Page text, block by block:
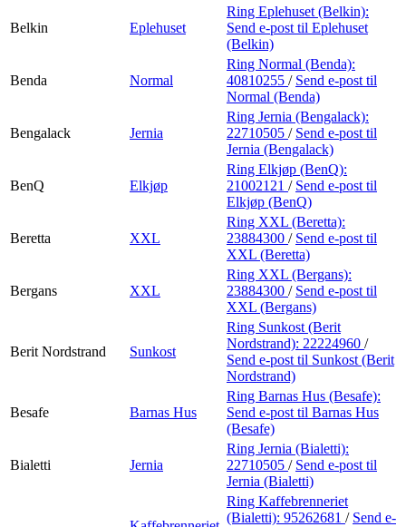
Belkin Eplehuset
Ring Eplehuset (Belkin):
Send e-post til Eplehuset
(Belkin)
Benda Normal
Ring Normal (Benda):
40810255 / Send e-post til
Normal (Benda)
Bengalack Jernia
Ring Jernia (Bengalack):
22710505 / Send e-post til
Jernia (Bengalack)
BenQ Elkjøp
Ring Elkjøp (BenQ):
21002121 / Send e-post til
Elkjøp (BenQ)
Beretta XXL
Ring XXL (Beretta):
23884300 / Send e-post til
XXL (Beretta)
Bergans XXL
Ring XXL (Bergans):
23884300 / Send e-post til
XXL (Bergans)
Berit Nordstrand Sunkost
Ring Sunkost (Berit
Nordstrand): 22224960 /
Send e-post til Sunkost (Berit
Nordstrand)
Besafe Barnas Hus
Ring Barnas Hus (Besafe):
Send e-post til Barnas Hus
(Besafe)
Bialetti Jernia
Ring Jernia (Bialetti):
22710505 / Send e-post til
Jernia (Bialetti)
Ring Kaffebrenneriet
(Bialetti): 95262681 / Send e-